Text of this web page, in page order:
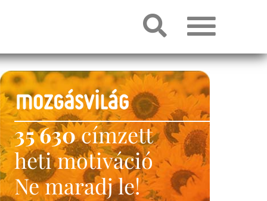
35 630címzett
heti motiváció
Ne maradj le!